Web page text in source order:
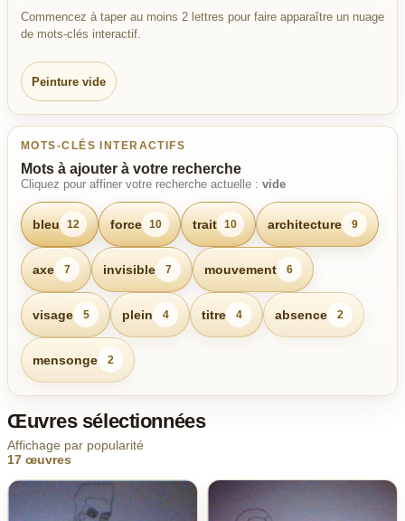
Commencez à taper au moins 2 lettres pour faire apparaître un nuage
de mots-clés interactif.
Peinture vide
MOTS-CLÉS INTERACTIFS
Mots à ajouter à votre recherche
Cliquez pour affiner votre recherche actuelle : vide
bleu 12 force 10 trait 10 architecture 9
axe 7 invisible 7 mouvement 6
visage 5 plein 4 titre 4 absence 2
mensonge 2
Œuvres sélectionnées
Affichage par popularité
17 œuvres